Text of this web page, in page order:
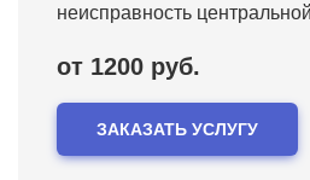
неисправность
от 1200 руб.
ЗАКАЗАТЬ УСЛУГУ